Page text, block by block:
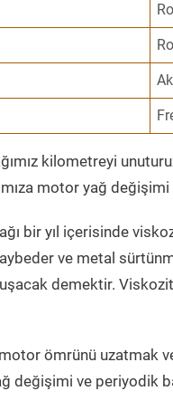
kilometreyi
motor yağ değişimi
bir yıl içerisinde
ve metal
demektir.
ömrünü uzatmak
değişimi ve periyodik